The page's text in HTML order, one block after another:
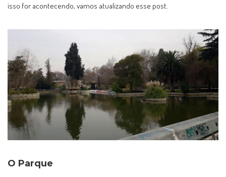
isso for acontecendo, vamos atualizando esse post.
O Parque